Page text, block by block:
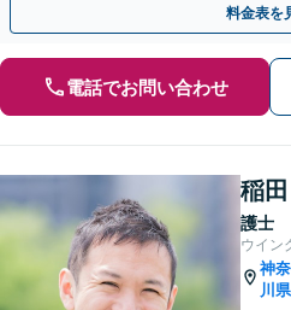
料金表を
電話でお問い合わせ
稲
護士
ウイン
神奈
川県